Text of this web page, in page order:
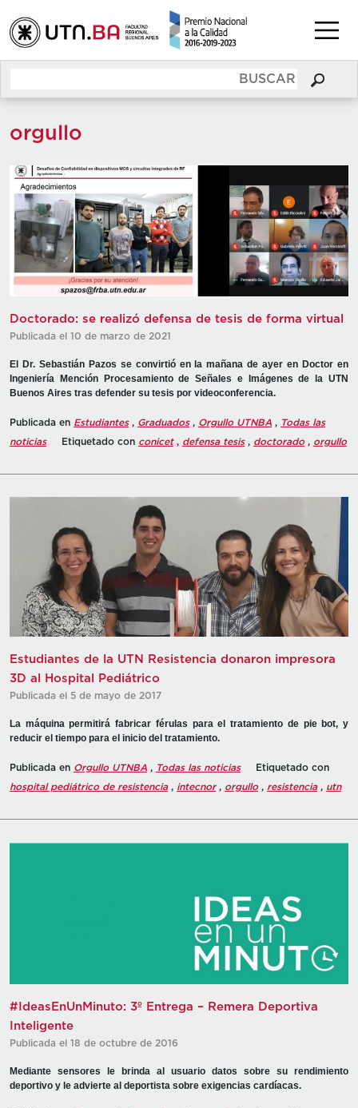
orgullo
Doctorado: se realizó defensa de tesis de forma virtual
Publicada el 10 de marzo de 2021
El Dr. Sebastián Pazos se convirtió en la mañana de ayer en Doctor en
Ingeniería Mención Procesamiento de Señales e Imágenes de la UTN
Buenos Aires tras defender su tesis por videoconferencia.
Publicada en Estudiantes, Graduados, Orgullo UTNBA , Todas las
noticias
Etiquetado con conicet, defensa tesis, doctorado, orgullo
Estudiantes de la UTN Resistencia donaron impresora
3D al Hospital Pediátrico
Publicada el 5 de mayo de 2017
La máquina permitirá fabricar férulas para el tratamiento de pie bot, y
reducir el tiempo para el inicio del tratamiento.
Publicada en Orgullo UTNBA , Todas las noticias
Etiquetado con
hospital pediátrico de resistencia, intecnor, orgullo, resistencia, utn
#IdeasEnUnMinuto: 3º Entrega – Remera Deportiva
Inteligente
Publicada el 18 de octubre de 2016
Mediante sensores le brinda al usuario datos sobre su rendimiento
deportivo y le advierte al deportista sobre exigencias cardíacas.